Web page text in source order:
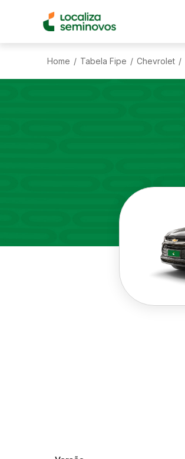
Home / Tabela Fipe / Chevrolet /